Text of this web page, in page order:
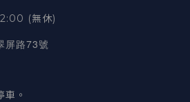
(無休)
屏路73號
。